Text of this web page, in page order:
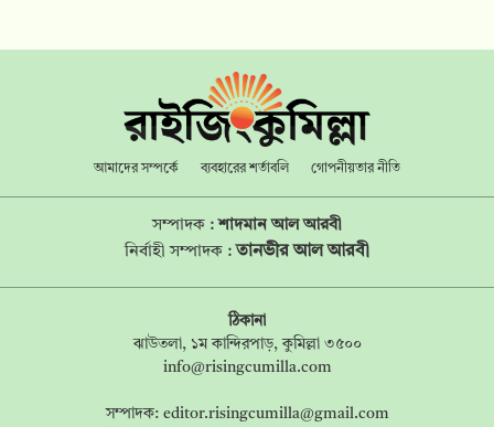
আমাদের সম্পর্কে ব্যবহারের শর্তাবলি গোপনীয়তার নীতি
সম্পাদক :শাদমান আল আরবী
নির্বাহী সম্পাদক : তানভীর আল আরবী
ঠিকানা
ঝাউতলা, ১ম কান্দিরপাড়, কুমিল্লা ৩৫০০
info@risingcumilla.com
সম্পাদক: editor.risingcumilla@gmail.com